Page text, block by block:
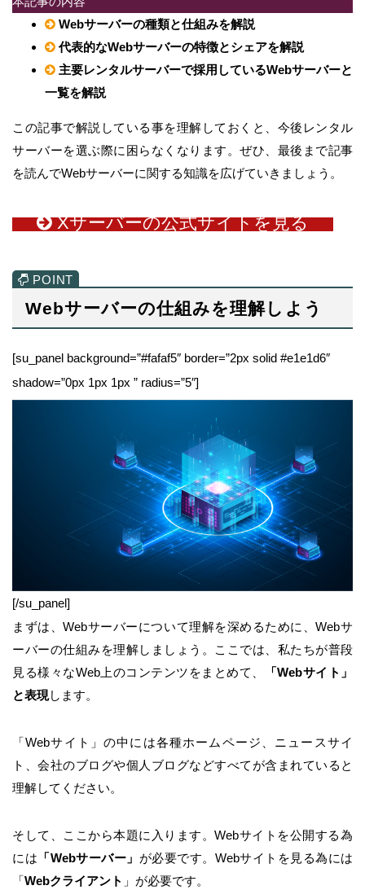
Webサーバーの種類と仕組みを解説
代表的なWebサーバーの特徴とシェアを解説
主要レンタルサーバーで採用しているWebサーバーと
一覧を解説
この記事で解説している事を理解しておくと、今後レンタル
サーバーを選ぶ際に困らなくなります。ぜひ、最後まで記事
を読んでWebサーバーに関する知識を広げていきましょう。
Xサーバーの公式サイトを見る
Webサーバーの仕組みを理解しよう
[su_panel background=”#fafaf5″ border=”2px solid #e1e1d6″
shadow=”0px 1px 1px ” radius=”5″]
[/su_panel]
まずは、Webサーバーについて理解を深めるために、Webサ
ーバーの仕組みを理解しましょう。ここでは、私たちが普段
見る様々なWeb上のコンテンツをまとめて、
「Webサイト」
と表現します。
「Webサイト」の中には各種ホームページ、ニュースサイ
ト、会社のブログや個人ブログなどすべてが含まれていると
理解してください。
そして、ここから本題に入ります。Webサイトを公開する為
には 「Webサーバー」 が必要です。Webサイトを見る為には
「 Webクライアント 」が必要です。